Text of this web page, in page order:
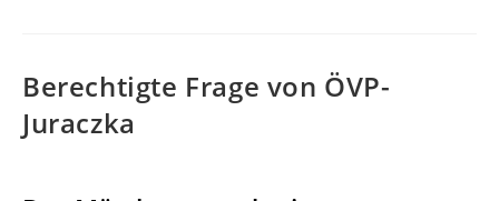
Berechtigte Frage von ÖVP-
Juraczka